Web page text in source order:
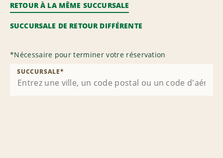
RETOUR À LA MÊME SUCCURSALE
SUCCURSALE DE RETOUR DIFFÉRENTE
*Nécessaire pour terminer votre réservation
SUCCURSALE*